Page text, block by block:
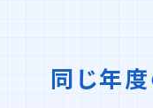
同じ年